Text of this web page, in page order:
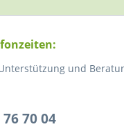
und
70 04